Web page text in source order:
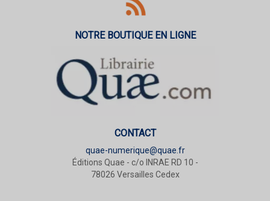
NOTRE BOUTIQUE EN LIGNE
CONTACT
quae-numerique@quae.fr
Éditions Quae - c/o INRAE RD 10 -
78026 Versailles Cedex